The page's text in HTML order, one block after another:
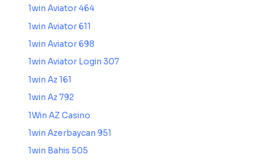
1win Aviator 464
1win Aviator 611
1win Aviator 698
1win Aviator Login 307
1win Az 161
1win Az 792
1Win AZ Casino
1win Azerbaycan 951
1win Bahis 505